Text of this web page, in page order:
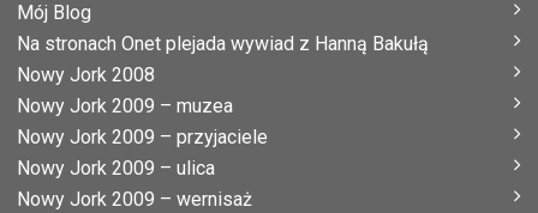
Mój Blog
Na stronach Onet plejada wywiad z Hanną Bakułą
Nowy Jork 2008
Nowy Jork 2009 – muzea
Nowy Jork 2009 – przyjaciele
Nowy Jork 2009 – ulica
Nowy Jork 2009 – wernisaż